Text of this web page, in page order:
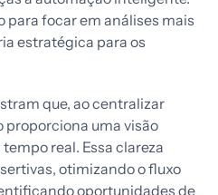
para focar em análises mais
estratégica para os
que, ao centralizar
proporciona uma visão
real. Essa clareza
otimizando o fluxo
oportunidades de